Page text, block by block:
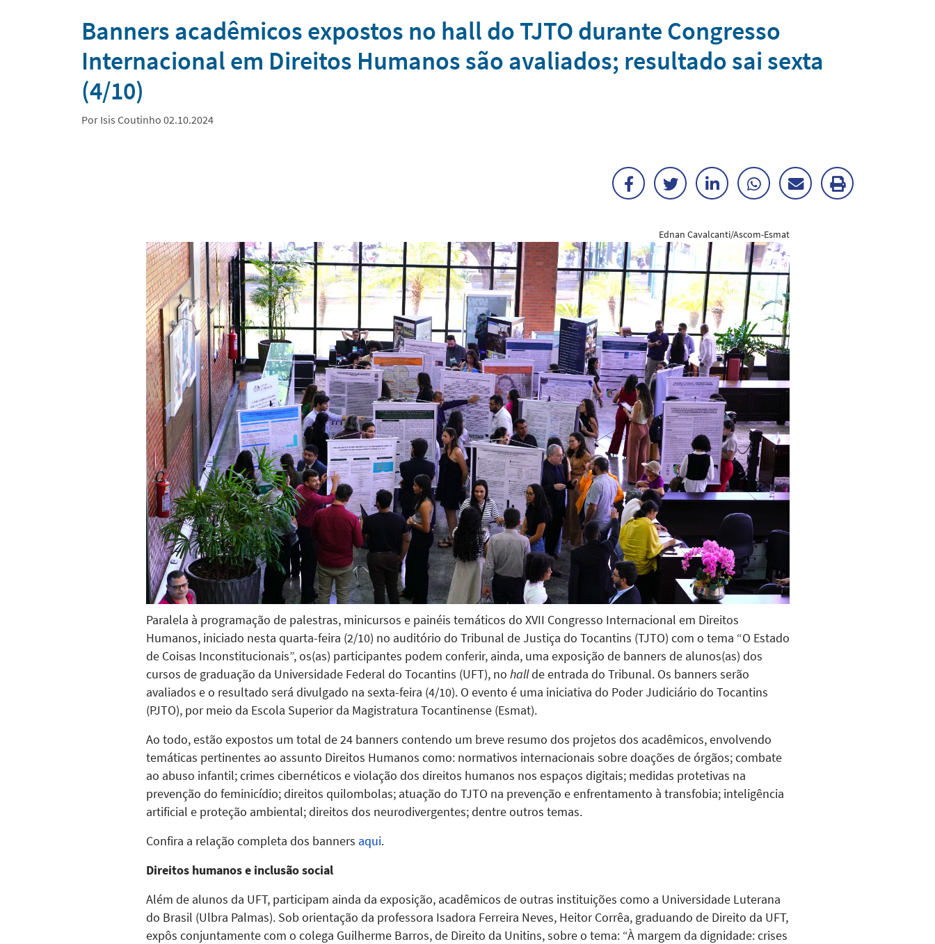
Notícias
Banners acadêmicos expostos no hall do TJTO durante Congresso
Internacional em Direitos Humanos são avaliados; resultado sai sexta
(4/10)
Por Isis Coutinho 02.10.2024
FacebookTwitterLinkedInWhatsAppEnviarImprimir
Ednan Cavalcanti/Ascom-Esmat
Paralela à programação de palestras, minicursos e painéis temáticos do XVII Congresso Internacional em Direitos
Humanos, iniciado nesta quarta-feira (2/10) no auditório do Tribunal de Justiça do Tocantins (TJTO) com o tema “O Estado
de Coisas Inconstitucionais”, os(as) participantes podem conferir, ainda, uma exposição de banners de alunos(as) dos
cursos de graduação da Universidade Federal do Tocantins (UFT), no hallde entrada do Tribunal. Os banners serão
avaliados e o resultado será divulgado na sexta-feira (4/10). O evento é uma iniciativa do Poder Judiciário do Tocantins
(PJTO), por meio da Escola Superior da Magistratura Tocantinense (Esmat).
Ao todo, estão expostos um total de 24 banners contendo um breve resumo dos projetos dos acadêmicos, envolvendo
temáticas pertinentes ao assunto Direitos Humanos como: normativos internacionais sobre doações de órgãos; combate
ao abuso infantil; crimes cibernéticos e violação dos direitos humanos nos espaços digitais; medidas protetivas na
prevenção do feminicídio; direitos quilombolas; atuação do TJTO na prevenção e enfrentamento à transfobia; inteligência
artificial e proteção ambiental; direitos dos neurodivergentes; dentre outros temas.
Confira a relação completa dos banners aqui.
Direitos humanos e inclusão social
Além de alunos da UFT, participam ainda da exposição, acadêmicos de outras instituições como a Universidade Luterana
do Brasil (Ulbra Palmas). Sob orientação da professora Isadora Ferreira Neves, Heitor Corrêa, graduando de Direito da UFT,
expôs conjuntamente com o colega Guilherme Barros, de Direito da Unitins, sobre o tema: “À margem da dignidade: crises